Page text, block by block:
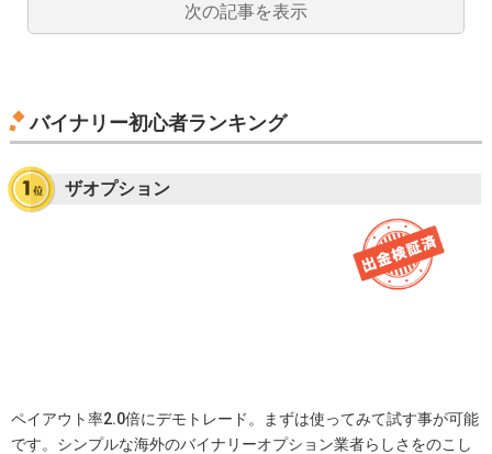
次の記事を表示
バイナリー初心者ランキング
ザオプション
ペイアウト率2.0倍にデモトレード。まずは使ってみて試す事が可能
です。シンプルな海外のバイナリーオプション業者らしさをのこし